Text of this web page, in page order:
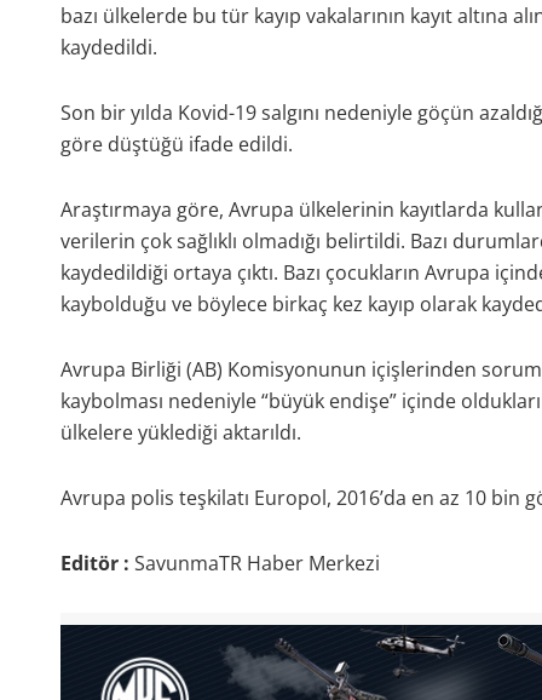
bazı ülkelerde bu tür kayıp vakalarının kayıt altına
kaydedildi.
Son bir yılda Kovid-19 salgını nedeniyle göçün
göre düştüğü ifade edildi.
Araştırmaya göre, Avrupa ülkelerinin kayıtlarda
verilerin çok sağlıklı olmadığı belirtildi. Bazı
kaydedildiği ortaya çıktı. Bazı çocukların Avrupa
kaybolduğu ve böylece birkaç kez kayıp olarak
Avrupa Birliği (AB) Komisyonunun içişlerinden
kaybolması nedeniyle “büyük endişe” içinde
ülkelere yüklediği aktarıldı.
Avrupa polis teşkilatı Europol, 2016’da en az 10
Editör : SavunmaTR Haber Merkezi